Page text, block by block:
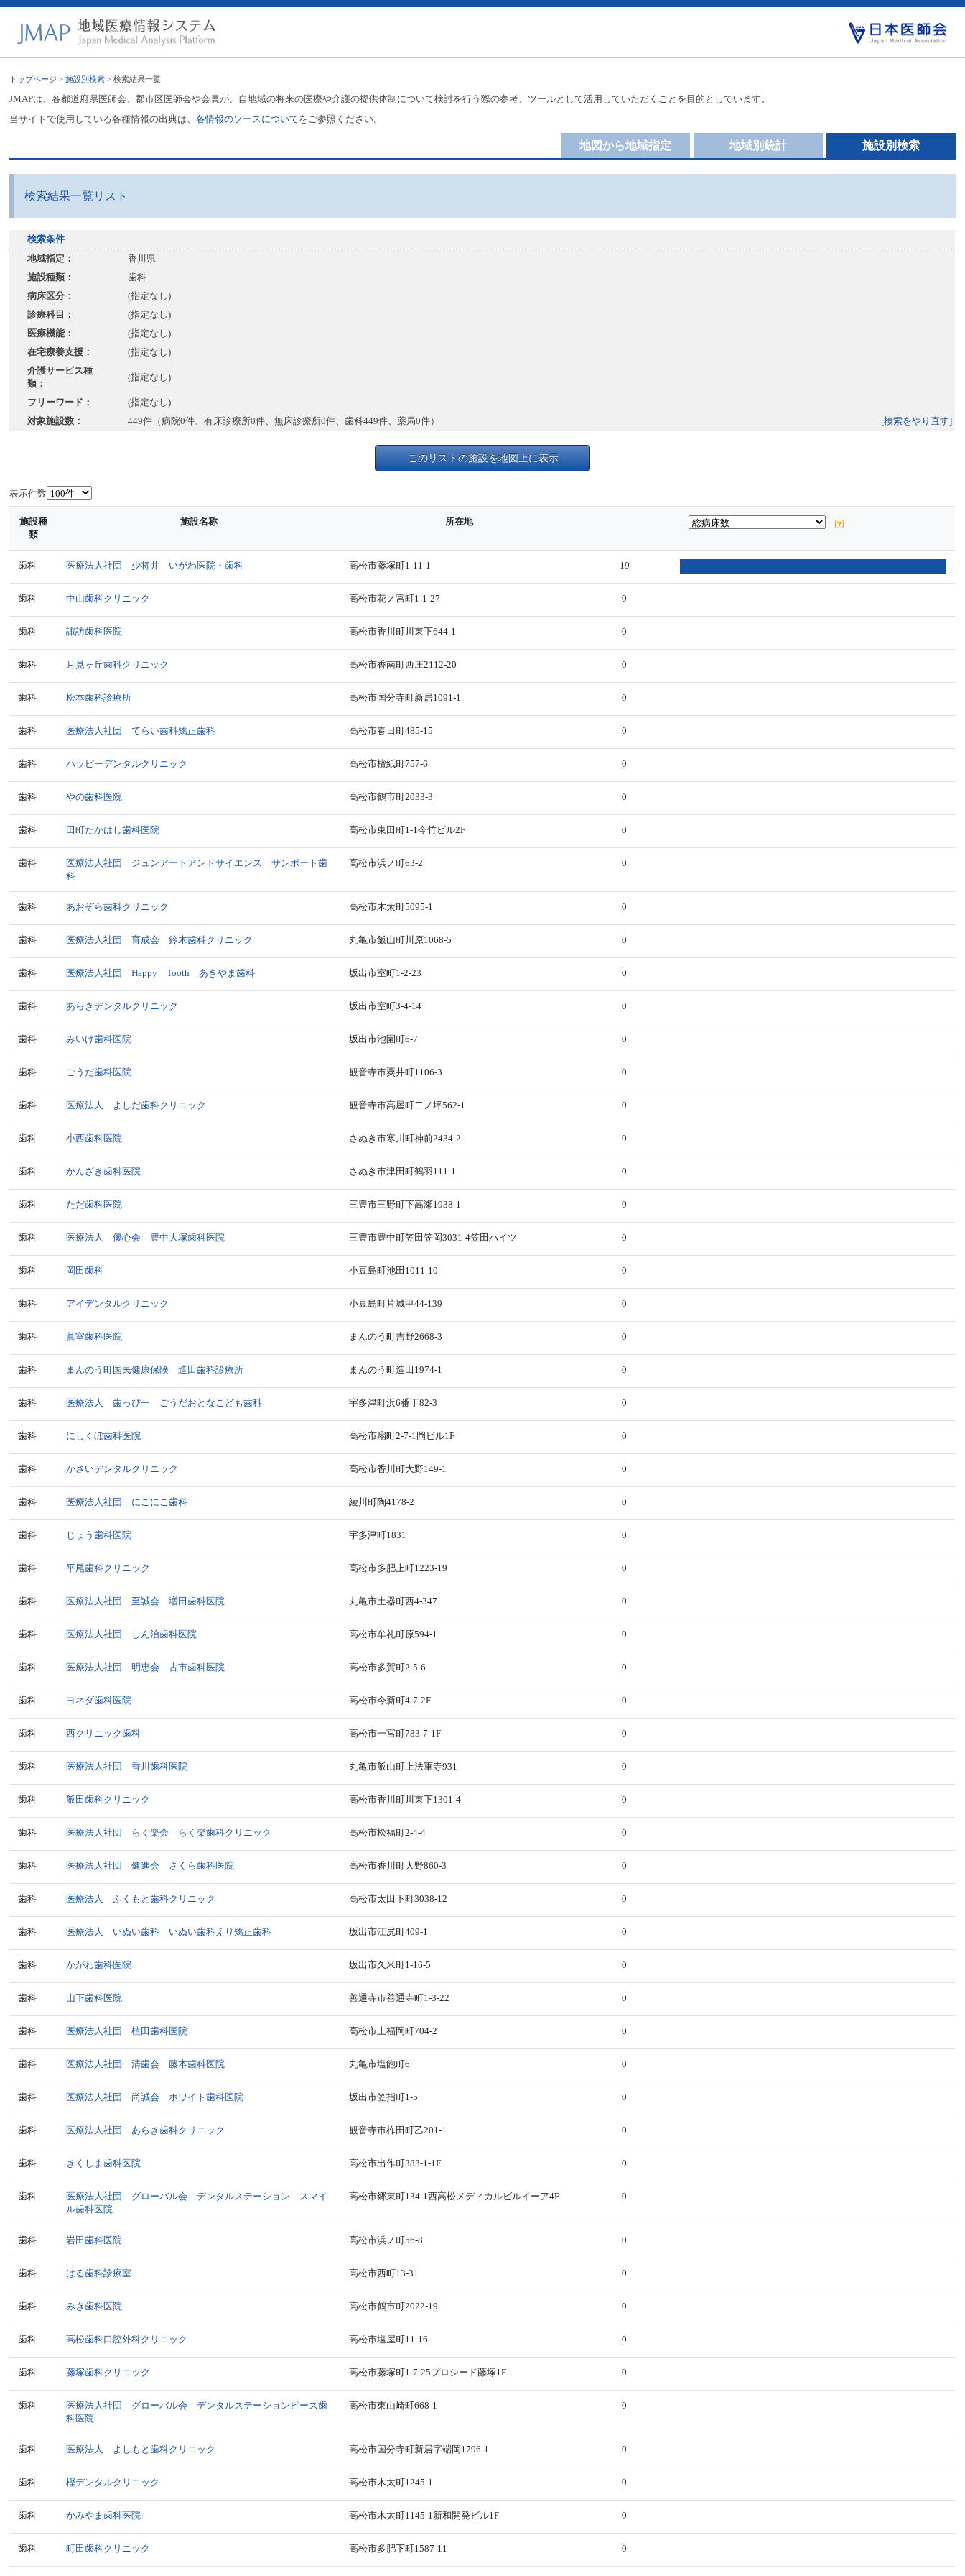
トップページ >施設別検索 > 検索結果一覧
JMAPは、各都道府県医師会、郡市区医師会や会員が、自地域の将来の医療や介護の提供体制について検討を行う際の参考、ツールとして活用していただくことを目的としています。
当サイトで使用している各種情報の出典は、各情報のソースについてをご参照ください。
施設別検索
地域別統計
地図から地域指定
検索結果一覧リスト
検索条件
地域指定：
香川県
施設種類：
歯科
病床区分：
(指定なし)
診療科目：
(指定なし)
医療機能：
(指定なし)
在宅療養支援：
(指定なし)
介護サービス種
類：
(指定なし)
フリーワード：
(指定なし)
対象施設数：
449件（病院0件、有床診療所0件、無床診療所0件、歯科449件、薬局0件） [検索をやり直す]
このリストの施設を地図上に表示
表示件数
施設種
類
施設名称 所在地
歯科 医療法人社団 少将井 いがわ医院・歯科 高松市藤塚町1-11-1 19
歯科 中山歯科クリニック 高松市花ノ宮町1-1-27 0
歯科 諏訪歯科医院 高松市香川町川東下644-1 0
歯科 月見ヶ丘歯科クリニック 高松市香南町西庄2112-20 0
歯科 松本歯科診療所 高松市国分寺町新居1091-1 0
歯科 医療法人社団 てらい歯科矯正歯科 高松市春日町485-15 0
歯科 ハッピーデンタルクリニック 高松市檀紙町757-6 0
歯科 やの歯科医院 高松市鶴市町2033-3 0
歯科 田町たかはし歯科医院 高松市東田町1-1今竹ビル2F 0
歯科
医療法人社団 ジュンアートアンドサイエンス サンポート歯
科
高松市浜ノ町63-2 0
歯科 あおぞら歯科クリニック 高松市木太町5095-1 0
歯科 医療法人社団 育成会 鈴木歯科クリニック 丸亀市飯山町川原1068-5 0
歯科 医療法人社団 Happy Tooth あきやま歯科 坂出市室町1-2-23 0
歯科 あらきデンタルクリニック 坂出市室町3-4-14 0
歯科 みいけ歯科医院 坂出市池園町6-7 0
歯科 ごうだ歯科医院 観音寺市粟井町1106-3 0
歯科 医療法人 よしだ歯科クリニック 観音寺市高屋町二ノ坪562-1 0
歯科 小西歯科医院 さぬき市寒川町神前2434-2 0
歯科 かんざき歯科医院 さぬき市津田町鶴羽111-1 0
歯科 ただ歯科医院 三豊市三野町下高瀬1938-1 0
歯科 医療法人 優心会 豊中大塚歯科医院 三豊市豊中町笠田笠岡3031-4笠田ハイツ 0
歯科 岡田歯科 小豆島町池田1011-10 0
歯科 アイデンタルクリニック 小豆島町片城甲44-139 0
歯科 眞室歯科医院 まんのう町吉野2668-3 0
歯科 まんのう町国民健康保険 造田歯科診療所 まんのう町造田1974-1 0
歯科 医療法人 歯っぴー ごうだおとなこども歯科 宇多津町浜6番丁82-3 0
歯科 にしくぼ歯科医院 高松市扇町2-7-1岡ビル1F 0
歯科 かさいデンタルクリニック 高松市香川町大野149-1 0
歯科 医療法人社団 にこにこ歯科 綾川町陶4178-2 0
歯科 じょう歯科医院 宇多津町1831 0
歯科 平尾歯科クリニック 高松市多肥上町1223-19 0
歯科 医療法人社団 至誠会 増田歯科医院 丸亀市土器町西4-347 0
歯科 医療法人社団 しん治歯科医院 高松市牟礼町原594-1 0
歯科 医療法人社団 明恵会 古市歯科医院 高松市多賀町2-5-6 0
歯科 ヨネダ歯科医院 高松市今新町4-7-2F 0
歯科 西クリニック歯科 高松市一宮町783-7-1F 0
歯科 医療法人社団 香川歯科医院 丸亀市飯山町上法軍寺931 0
歯科 飯田歯科クリニック 高松市香川町川東下1301-4 0
歯科 医療法人社団 らく楽会 らく楽歯科クリニック 高松市松福町2-4-4 0
歯科 医療法人社団 健進会 さくら歯科医院 高松市香川町大野860-3 0
歯科 医療法人 ふくもと歯科クリニック 高松市太田下町3038-12 0
歯科 医療法人 いぬい歯科 いぬい歯科えり矯正歯科 坂出市江尻町409-1 0
歯科 かがわ歯科医院 坂出市久米町1-16-5 0
歯科 山下歯科医院 善通寺市善通寺町1-3-22 0
歯科 医療法人社団 植田歯科医院 高松市上福岡町704-2 0
歯科 医療法人社団 清歯会 藤本歯科医院 丸亀市塩飽町6 0
歯科 医療法人社団 尚誠会 ホワイト歯科医院 坂出市笠指町1-5 0
歯科 医療法人社団 あらき歯科クリニック 観音寺市柞田町乙201-1 0
歯科 きくしま歯科医院 高松市出作町383-1-1F 0
歯科
医療法人社団 グローバル会 デンタルステーション スマイ
ル歯科医院
高松市郷東町134-1西高松メディカルビルイーア4F 0
歯科 岩田歯科医院 高松市浜ノ町56-8 0
歯科 はる歯科診療室 高松市西町13-31 0
歯科 みき歯科医院 高松市鶴市町2022-19 0
歯科 高松歯科口腔外科クリニック 高松市塩屋町11-16 0
歯科 藤塚歯科クリニック 高松市藤塚町1-7-25プロシード藤塚1F 0
歯科
医療法人社団 グローバル会 デンタルステーションピース歯
科医院
高松市東山崎町668-1 0
歯科 医療法人 よしもと歯科クリニック 高松市国分寺町新居字端岡1796-1 0
歯科 樫デンタルクリニック 高松市木太町1245-1 0
歯科 かみやま歯科医院 高松市木太町1145-1新和開発ビル1F 0
歯科 町田歯科クリニック 高松市多肥下町1587-11 0